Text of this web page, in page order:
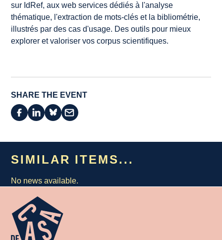
sur IdRef, aux web services dédiés à l'analyse
thématique, l'extraction de mots-clés et la bibliométrie,
illustrés par des cas d'usage. Des outils pour mieux
explorer et valoriser vos corpus scientifiques.
SHARE THE EVENT
SIMILAR ITEMS...
No news available.